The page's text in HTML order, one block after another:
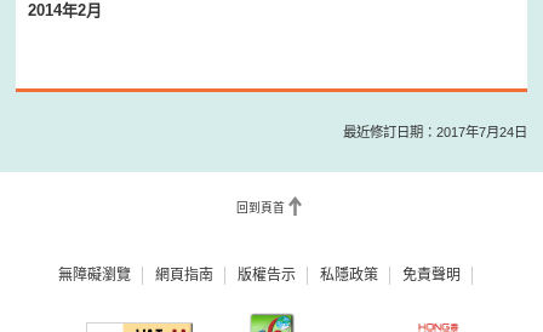
2014年2月
最近修訂日期：2017年7月24日
回到頁首
無障礙瀏覽 網頁指南 版權告示 私隱政策 免責聲明